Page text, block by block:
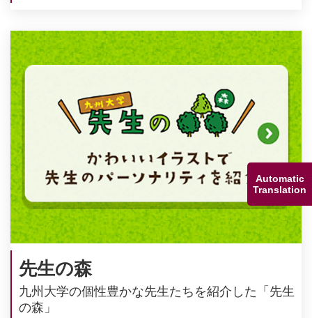
Automatic
Translation
先⽣の森
九州⼤学の個性豊かな先⽣たちを紹介した「先⽣
の森」